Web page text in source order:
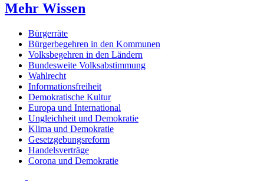
Mehr Wissen
Bürgerräte
Bürgerbegehren in den Kommunen
Volksbegehren in den Ländern
Bundesweite Volksabstimmung
Wahlrecht
Informationsfreiheit
Demokratische Kultur
Europa und International
Ungleichheit und Demokratie
Klima und Demokratie
Gesetzgebungsreform
Handelsverträge
Corona und Demokratie